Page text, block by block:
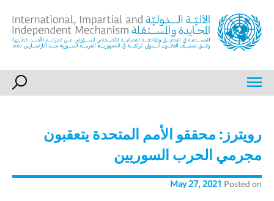
content
IIIM
International, Impartial and Independent Mechanism
رويترز: محققو الأمم المتحدة يتعقبون
مجرمي الحرب السوريين
Posted on
May 27, 2021